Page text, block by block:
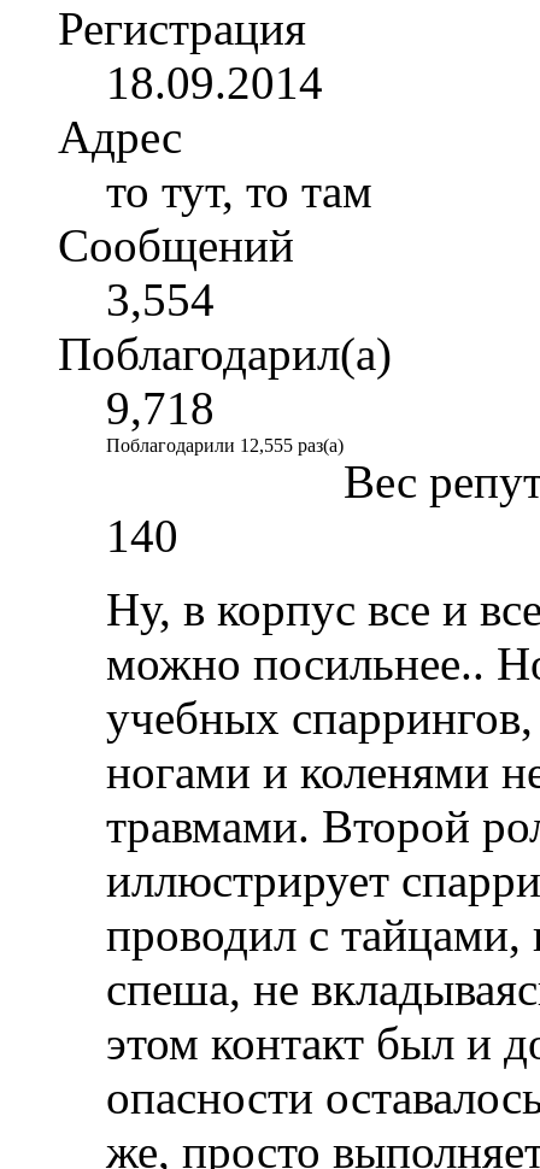
Регистрация
18.09.2014
Адрес
то тут, то там
Сообщений
3,554
Поблагодарил(а)
9,718
Поблагодарили 12,555 раз(а)
Вес
140
Ну, в корпус все и
можно посильнее..
учебных
ногами и коленями
травмами. Второй
иллюстрирует
проводил с
спеша, не
этом контакт был и
опасности
же, просто